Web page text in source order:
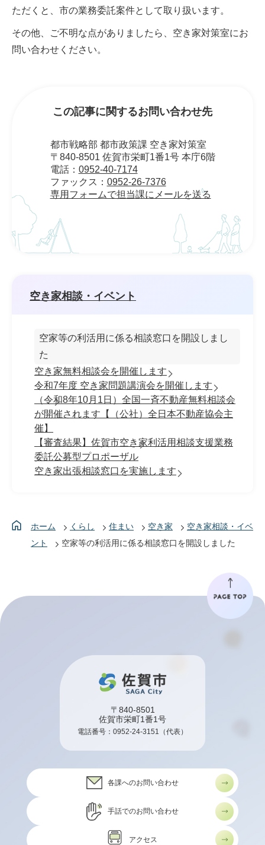
ただくと、市の業務委託案件として取り扱います。
その他、ご不明な点がありましたら、空き家対策室にお
問い合わせください。
この記事に関するお問い合わせ先
都市戦略部 都市政策課 空き家対策室
〒840-8501 佐賀市栄町1番1号 本庁6階
電話： 0952-40-7174
ファックス： 0952-26-7376
専用フォームで担当課にメールを送る
空き家相談・イベント
空家等の利活用に係る相談窓口を開設しまし
た
空き家無料相談会を開催します
令和7年度 空き家問題講演会を開催します
（令和8年10月1日）全国一斉不動産無料相談会
が開催されます【（公社）全日本不動産協会主
催】
【審査結果】佐賀市空き家利活用相談支援業務
委託公募型プロポーザル
空き家出張相談窓口を実施します
ホーム くらし 住まい 空き家
空き家相談・イベ
ント
空家等の利活用に係る相談窓口を開設しました
〒840-8501
佐賀市栄町1番1号
電話番号： 0952-24-3151 （代表）
各課へのお問い合わせ
手話でのお問い合わせ
アクセス